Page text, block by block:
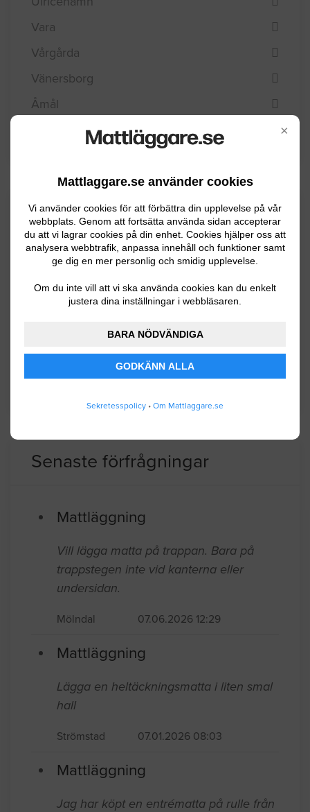
×
Mattlaggare.se använder cookies
Vi använder cookies för att förbättra din upplevelse på vår
webbplats. Genom att fortsätta använda sidan accepterar
du att vi lagrar cookies på din enhet. Cookies hjälper oss att
analysera webbtrafik, anpassa innehåll och funktioner samt
ge dig en mer personlig och smidig upplevelse.
Om du inte vill att vi ska använda cookies kan du enkelt
justera dina inställningar i webbläsaren.
BARA NÖDVÄNDIGA
GODKÄNN ALLA
Sekretesspolicy • Om Mattlaggare.se
Vara
Vårgårda
Vänersborg
Åmål
Kommuninformation
Färgelanda kommun som i söder gränsar till
Bohuslän har ca 6700 invånare. Det är en
jordbruksbygd men man har även en tradition
Senaste förfrågningar
Mattläggning
Vill lägga matta på trappan. Bara på
trappstegen inte vid kanterna eller
undersidan.
Mölndal 07.06.2026 12:29
Mattläggning
Lägga en heltäckningsmatta i liten smal
hall
Strömstad 07.01.2026 08:03
Mattläggning
Jag har köpt en entrématta på rulle från